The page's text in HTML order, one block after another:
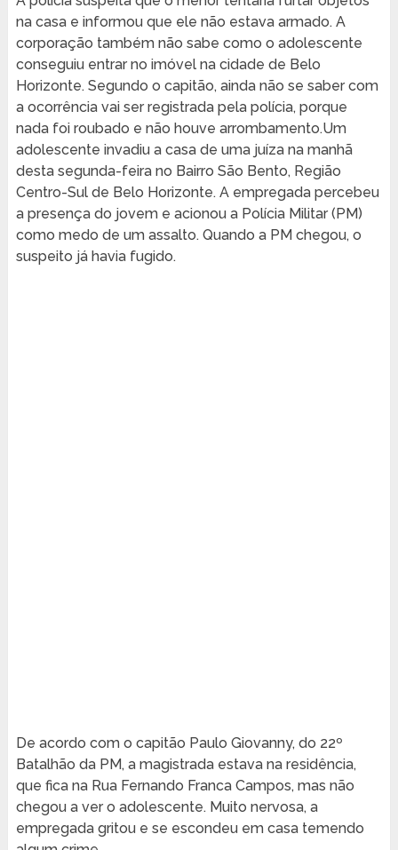
na casa e informou que ele não estava armado. A
corporação também não sabe como o adolescente
conseguiu entrar no imóvel na cidade de Belo
Horizonte. Segundo o capitão, ainda não se saber com
a ocorrência vai ser registrada pela polícia, porque
nada foi roubado e não houve arrombamento.Um
adolescente invadiu a casa de uma juíza na manhã
desta segunda-feira no Bairro São Bento, Região
Centro-Sul de Belo Horizonte. A empregada percebeu
a presença do jovem e acionou a Polícia Militar (PM)
como medo de um assalto. Quando a PM chegou, o
suspeito já havia fugido.
De acordo com o capitão Paulo Giovanny, do 22º
Batalhão da PM, a magistrada estava na residência,
que fica na Rua Fernando Franca Campos, mas não
chegou a ver o adolescente. Muito nervosa, a
empregada gritou e se escondeu em casa temendo